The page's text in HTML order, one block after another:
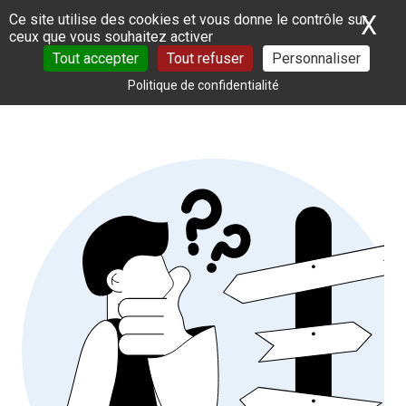
Panneau de gestion des cookies
Ce site utilise des cookies et vous donne le contrôle sur
ceux que vous souhaitez activer
Tout accepter
Tout refuser Personnaliser
Politique de confidentialité
X